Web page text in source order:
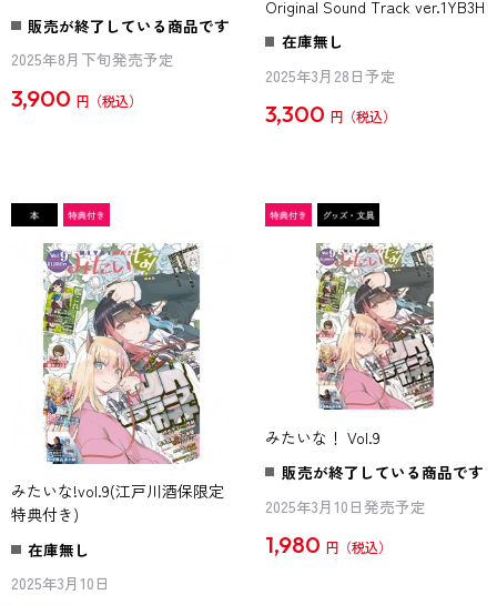
販売が終了している商品です
2025年8月下旬発売予定
3,900 円
Original Sound Track ver.1YB3H
在庫無し
2025年3月28日予定
3,300 円
みたいな!vol.9(江戸川酒保限定
特典付き)
在庫無し
2025年3月10日
みたいな！ Vol.9
販売が終了している商品です
2025年3月10日発売予定
1,980 円